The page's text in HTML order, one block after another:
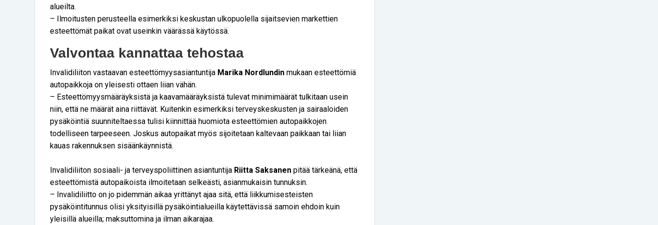
alueilta.
– Ilmoitusten perusteella esimerkiksi keskustan ulkopuolella sijaitsevien markettien
esteettömät paikat ovat useinkin väärässä käytössä.
Valvontaa kannattaa tehostaa
Invalidiliiton vastaavan esteettömyysasiantuntija Marika Nordlundin mukaan esteettömiä
autopaikkoja on yleisesti ottaen liian vähän.
– Esteettömyysmääräyksistä ja kaavamääräyksistä tulevat minimimäärät tulkitaan usein
niin, että ne määrät aina riittävät. Kuitenkin esimerkiksi terveyskeskusten ja sairaaloiden
pysäköintiä suunniteltaessa tulisi kiinnittää huomiota esteettömien autopaikkojen
todelliseen tarpeeseen. Joskus autopaikat myös sijoitetaan kaltevaan paikkaan tai liian
kauas rakennuksen sisäänkäynnistä.
Invalidiliiton sosiaali- ja terveyspoliittinen asiantuntija Riitta Saksanen pitää tärkeänä, että
esteettömistä autopaikoista ilmoitetaan selkeästi, asianmukaisin tunnuksin.
– Invalidiliitto on jo pidemmän aikaa yrittänyt ajaa sitä, että liikkumisesteisten
pysäköintitunnus olisi yksityisillä pysäköintialueilla käytettävissä samoin ehdoin kuin
yleisillä alueilla; maksuttomina ja ilman aikarajaa.